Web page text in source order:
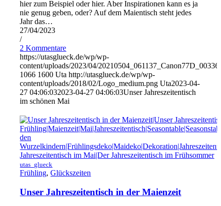
hier zum Beispiel oder hier. Aber Inspirationen kann es ja
nie genug geben, oder? Auf dem Maientisch steht jedes
Jahr das…
27/04/2023
/
2 Kommentare
https://utasglueck.de/wp/wp-
content/uploads/2023/04/
1066 1600 Uta http://utasglueck.de/wp/wp-
content/uploads/2018/02/Logo_medium.png Uta2023-04-
27 04:06:032023-04-27 04:06:03Unser Jahreszeitentisch
im schönen Mai
utas_glueck
Frühling,Glückszeiten
Unser Jahreszeitentisch in der Maienzeit